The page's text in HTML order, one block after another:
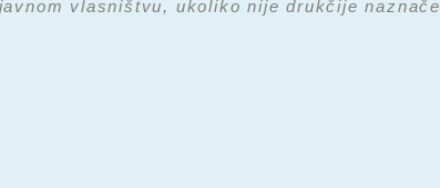
vlasništvu, ukoliko nije drukčije